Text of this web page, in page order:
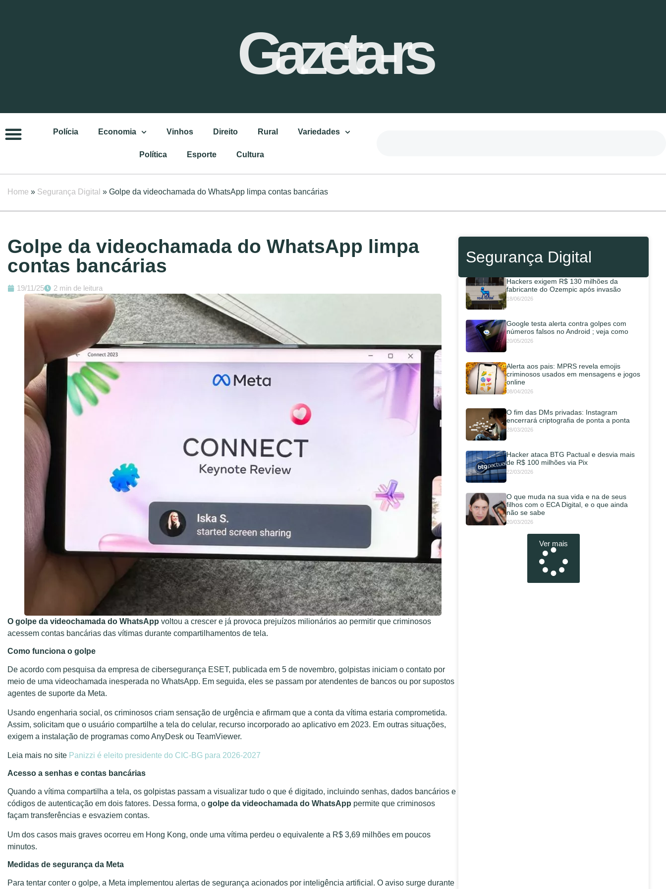
Gazeta-rs
Polícia Economia Vinhos Direito Rural Variedades
Política Esporte Cultura
Home » Segurança Digital » Golpe da videochamada do WhatsApp limpa contas bancárias
Golpe da videochamada do WhatsApp limpa
contas bancárias
19/11/25 2 min de leitura
O golpe da videochamada do WhatsApp voltou a crescer e já provoca prejuízos milionários ao permitir que criminosos
acessem contas bancárias das vítimas durante compartilhamentos de tela.
Como funciona o golpe
De acordo com pesquisa da empresa de cibersegurança ESET, publicada em 5 de novembro, golpistas iniciam o contato por
meio de uma videochamada inesperada no WhatsApp. Em seguida, eles se passam por atendentes de bancos ou por supostos
agentes de suporte da Meta.
Usando engenharia social, os criminosos criam sensação de urgência e afirmam que a conta da vítima estaria comprometida.
Assim, solicitam que o usuário compartilhe a tela do celular, recurso incorporado ao aplicativo em 2023. Em outras situações,
exigem a instalação de programas como AnyDesk ou TeamViewer.
Leia mais no site Panizzi é eleito presidente do CIC-BG para 2026-2027
Acesso a senhas e contas bancárias
Quando a vítima compartilha a tela, os golpistas passam a visualizar tudo o que é digitado, incluindo senhas, dados bancários e
códigos de autenticação em dois fatores. Dessa forma, o golpe da videochamada do WhatsApp permite que criminosos
façam transferências e esvaziem contas.
Um dos casos mais graves ocorreu em Hong Kong, onde uma vítima perdeu o equivalente a R$ 3,69 milhões em poucos
minutos.
Medidas de segurança da Meta
Para tentar conter o golpe, a Meta implementou alertas de segurança acionados por inteligência artificial. O aviso surge durante
Segurança Digital
Hackers exigem R$ 130 milhões da
fabricante do Ozempic após invasão
18/06/2026
Google testa alerta contra golpes com
números falsos no Android ; veja como
20/05/2026
Alerta aos pais: MPRS revela emojis
criminosos usados em mensagens e jogos
online
08/04/2026
O fim das DMs privadas: Instagram
encerrará criptografia de ponta a ponta
28/03/2026
Hacker ataca BTG Pactual e desvia mais
de R$ 100 milhões via Pix
22/03/2026
O que muda na sua vida e na de seus
filhos com o ECA Digital, e o que ainda
não se sabe
20/03/2026
Ver mais